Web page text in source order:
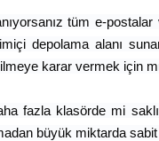
tüm e-postalar
depolama alanı
karar vermek için
fazla klasörde mi
büyük miktarda